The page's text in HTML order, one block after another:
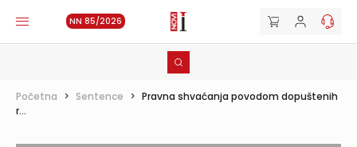
NN 85/2026
Početna > Sentence > Pravna shvaćanja povodom dopuštenih
r...